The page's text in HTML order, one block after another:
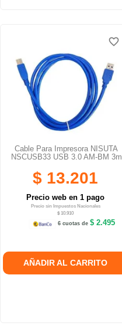
Cable Para Impresora NISUTA
NSCUSB33 USB 3.0 AM-BM 3m
$ 13.201
Precio web en 1 pago
Precio sin Impuestos Nacionales
$ 10.910
6 cuotas de $ 2.495
AÑADIR AL CARRITO
favorite_border
favorite_border
favorite_border